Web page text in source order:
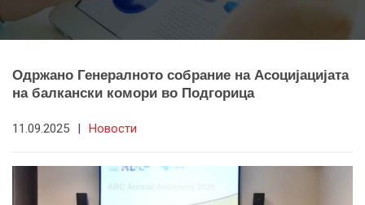
Одржано Генералното собрание на Асоцијацијата
на балкански комори во Подгорица
11.09.2025 | Новости